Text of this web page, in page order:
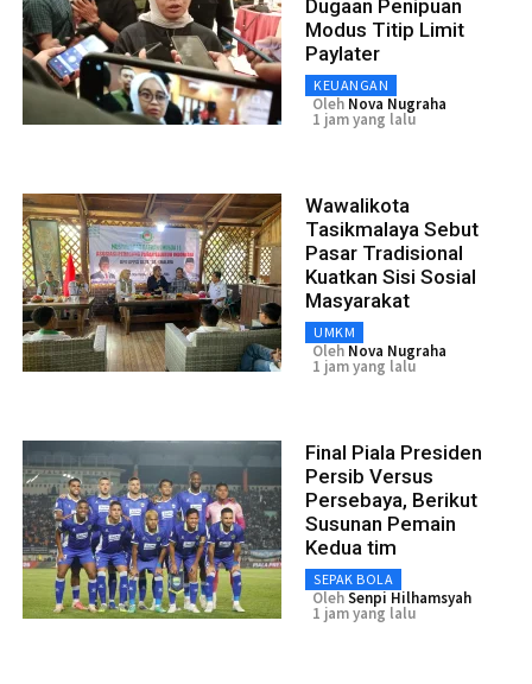
Dugaan Penipuan
Modus Titip Limit
Paylater
KEUANGAN
Oleh Nova Nugraha
1 jam yang lalu
Wawalikota
Tasikmalaya Sebut
Pasar Tradisional
Kuatkan Sisi Sosial
Masyarakat
UMKM
Oleh Nova Nugraha
1 jam yang lalu
Final Piala Presiden
Persib Versus
Persebaya, Berikut
Susunan Pemain
Kedua tim
SEPAK BOLA
OlehSenpi Hilhamsyah
1 jam yang lalu